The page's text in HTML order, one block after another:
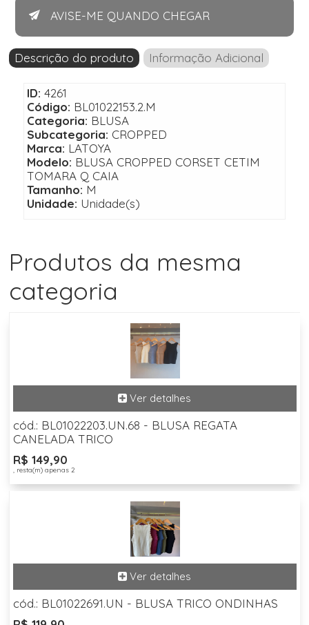
AVISE-ME QUANDO CHEGAR
Descrição do produto Informação Adicional
ID: 4261
Código: BL01022153.2.M
Categoria: BLUSA
Subcategoria: CROPPED
Marca: LATOYA
Modelo: BLUSA CROPPED CORSET CETIM
TOMARA Q CAIA
Tamanho: M
Unidade: Unidade(s)
Produtos da mesma
categoria
cód.: BL01022203.UN.68 - BLUSA REGATA
CANELADA TRICO
R$ 149,90
, resta(m) apenas 2
cód.: BL01022691.UN - BLUSA TRICO ONDINHAS